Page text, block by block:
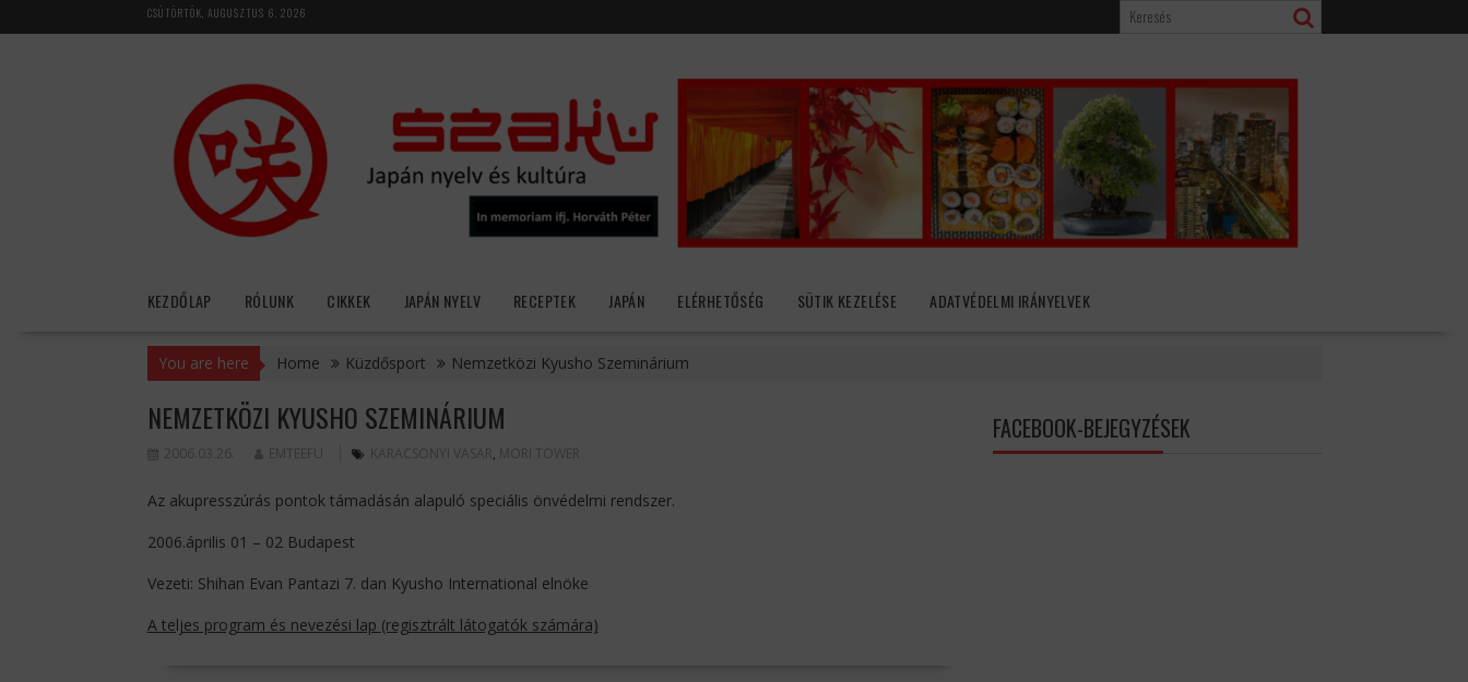
to
CSÜTÖRTÖK, AUGUSZTUS 6, 2026
KEZDŐLAP RÓLUNK CIKKEK JAPÁN NYELV RECEPTEK JAPÁN ELÉRHETŐSÉG SÜTIK KEZELÉSE ADATVÉDELMI IRÁNYELVEK
You are here Home Küzdősport Nemzetközi Kyusho Szeminárium
NEMZETKÖZI KYUSHO SZEMINÁRIUM
2006.03.26. EMTEEFU KARACSONYI VASAR , MORI TOWER
Az akupresszúrás pontok támadásán alapuló speciális önvédelmi rendszer.
2006.április 01 – 02 Budapest
Vezeti: Shihan Evan Pantazi 7. dan Kyusho International elnöke
A teljes program és nevezési lap (regisztrált látogatók számára)
FACEBOOK-BEJEGYZÉSEK